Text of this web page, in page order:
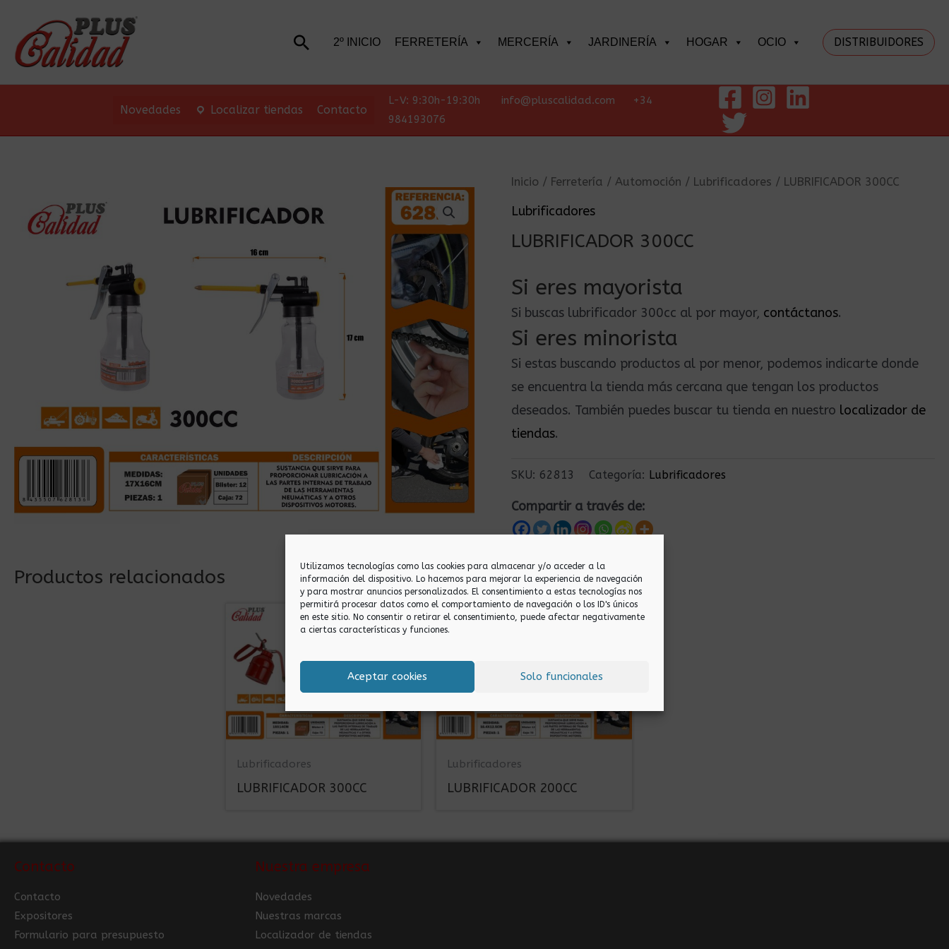
Utilizamos tecnologías como las cookies para almacenar y/o acceder a la
información del dispositivo. Lo hacemos para mejorar la experiencia de navegación
y para mostrar anuncios personalizados. El consentimiento a estas tecnologías nos
permitirá procesar datos como el comportamiento de navegación o los ID's únicos
en este sitio. No consentir o retirar el consentimiento, puede afectar negativamente
a ciertas características y funciones.
Aceptar cookies Solo funcionales
Buscar2º INICIO FERRETERÍA MERCERÍA JARDINERÍA HOGAR OCIO DISTRIBUIDORES
Novedades Localizar tiendas Contacto
L-V: 9:30h-19:30h info@pluscalidad.com
+34
984193076
Inicio / Ferretería /Automoción / Lubrificadores / LUBRIFICADOR 300CC
Lubrificadores
LUBRIFICADOR 300CC
Si eres mayorista
Si buscas lubrificador 300cc al por mayor, contáctanos.
Si eres minorista
Si estas buscando productos al por menor, podemos indicarte donde
se encuentra la tienda más cercana que tengan los productos
deseados. También puedes buscar tu tienda en nuestro localizador de
tiendas.
SKU: 62813 Categoría: Lubrificadores
Compartir a través de:
Productos relacionados
Lubrificadores
LUBRIFICADOR 300CC
Lubrificadores
LUBRIFICADOR 200CC
Contacto
Contacto
Expositores
Formulario para presupuesto
Nuestra empresa
Novedades
Nuestras marcas
Localizador de tiendas